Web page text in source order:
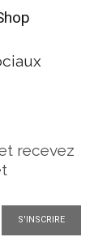
recevez
S'INSCRIRE